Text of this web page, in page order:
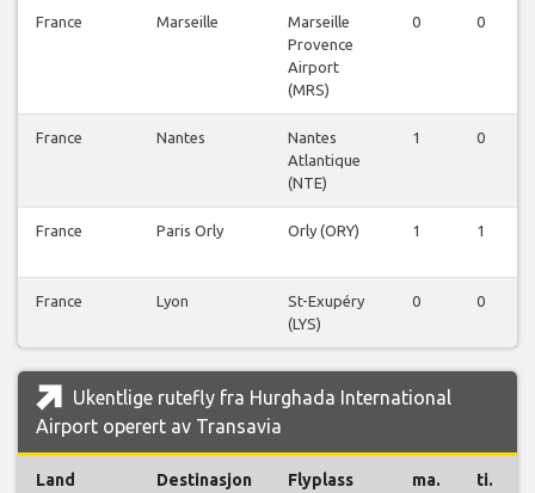
France Marseille
Marseille
Provence
Airport
(MRS)
0 0
France Nantes
Nantes
Atlantique
(NTE)
1 0
France Paris Orly Orly (ORY) 1 1
France Lyon
St-Exupéry
(LYS)
0 0
Ukentlige rutefly fra Hurghada International
Airport operert av Transavia
Land Destinasjon Flyplass ma. ti.